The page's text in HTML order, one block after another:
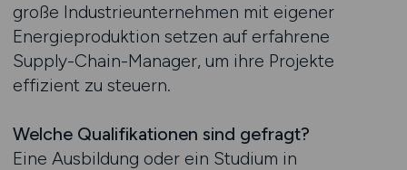
große Industrieunternehmen mit eigener
Energieproduktion setzen auf erfahrene
Supply-Chain-Manager, um ihre Projekte
effizient zu steuern.
Welche Qualifikationen sind gefragt?
Eine Ausbildung oder ein Studium in